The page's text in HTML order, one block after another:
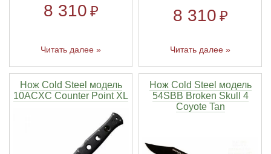
8 310 ₽
Читать далее »
8 310 ₽
Читать далее »
Нож Cold Steel модель
10ACXC Counter Point XL
Нож Cold Steel модель
54SBB Broken Skull 4
Coyote Tan